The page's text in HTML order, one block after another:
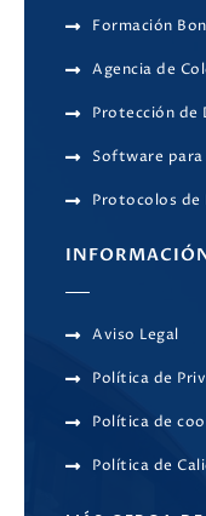
Formación
Agencia de
Protección de
Software para
Protocolos de
Aviso Legal
Política de
Política de
Política de